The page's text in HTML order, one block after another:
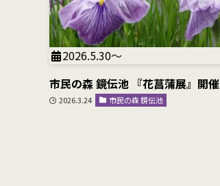
2026.5.30〜
市民の森 鏡伝池 『花菖蒲展』開催
2026.3.24 市民の森 鏡伝池